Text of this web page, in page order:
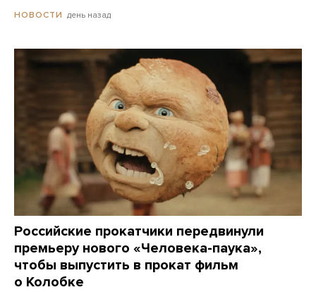
НОВОСТИ день назад
Российские прокатчики передвинули
премьеру нового «Человека-паука»,
чтобы выпустить в прокат фильм
о Колобке